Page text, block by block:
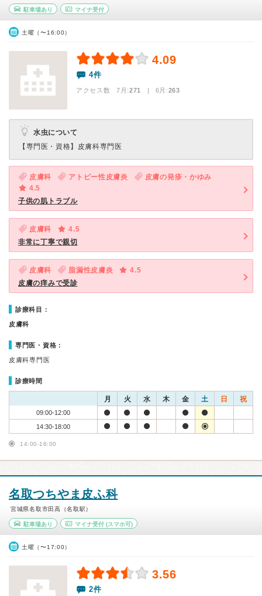
駐車場あり マイナ受付
土曜（〜16:00）
4.09
4件
アクセス数 7月:271 | 6月:263
水虫について
【専門医・資格】 皮膚科専門医
皮膚科 アトピー性皮膚炎
皮膚の発疹・かゆみ
4.5
子供の肌トラブル
皮膚科
4.5
非常に丁寧で親切
皮膚科 脂漏性皮膚炎
4.5
皮膚の痒みで受診
診療科目：
皮膚科
専門医・資格：
皮膚科専門医
診療時間
月 火 水 木 金 土 日 祝
09:00-12:00
14:30-18:00
14:00-16:00
名取つちやま皮ふ科
宮城県名取市田高（名取駅）
駐車場あり マイナ受付(スマホ可)
土曜（〜17:00）
3.56
2件